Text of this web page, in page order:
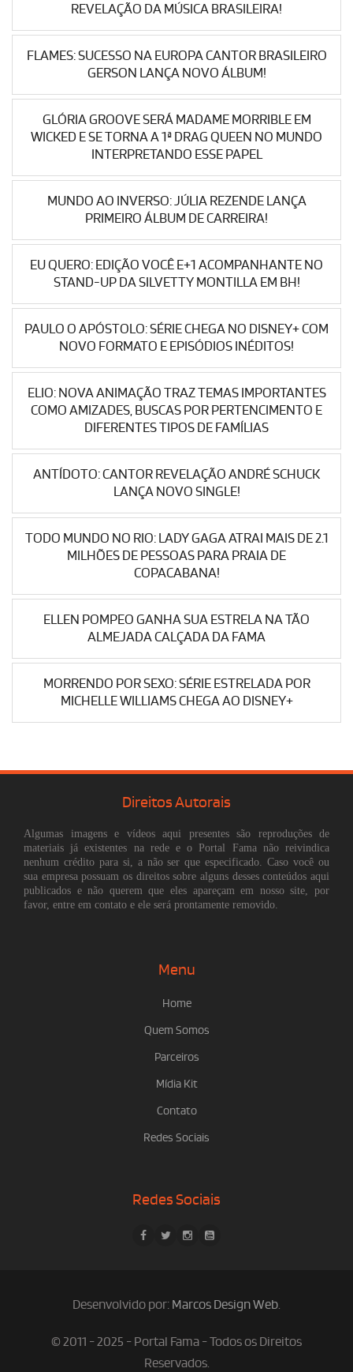
REVELAÇÃO DA MÚSICA BRASILEIRA!
FLAMES: SUCESSO NA EUROPA CANTOR BRASILEIRO
GERSON LANÇA NOVO ÁLBUM!
GLÓRIA GROOVE SERÁ MADAME MORRIBLE EM
WICKED E SE TORNA A 1ª DRAG QUEEN NO MUNDO
INTERPRETANDO ESSE PAPEL
MUNDO AO INVERSO: JÚLIA REZENDE LANÇA
PRIMEIRO ÁLBUM DE CARREIRA!
EU QUERO: EDIÇÃO VOCÊ E+1 ACOMPANHANTE NO
STAND-UP DA SILVETTY MONTILLA EM BH!
PAULO O APÓSTOLO: SÉRIE CHEGA NO DISNEY+ COM
NOVO FORMATO E EPISÓDIOS INÉDITOS!
ELIO: NOVA ANIMAÇÃO TRAZ TEMAS IMPORTANTES
COMO AMIZADES, BUSCAS POR PERTENCIMENTO E
DIFERENTES TIPOS DE FAMÍLIAS
ANTÍDOTO: CANTOR REVELAÇÃO ANDRÉ SCHUCK
LANÇA NOVO SINGLE!
TODO MUNDO NO RIO: LADY GAGA ATRAI MAIS DE 2.1
MILHÕES DE PESSOAS PARA PRAIA DE
COPACABANA!
ELLEN POMPEO GANHA SUA ESTRELA NA TÃO
ALMEJADA CALÇADA DA FAMA
MORRENDO POR SEXO: SÉRIE ESTRELADA POR
MICHELLE WILLIAMS CHEGA AO DISNEY+
Direitos Autorais
Algumas imagens e vídeos aqui presentes são reproduções de
materiais já existentes na rede e o Portal Fama não reivindica
nenhum crédito para si, a não ser que especificado. Caso você ou
sua empresa possuam os direitos sobre alguns desses conteúdos aqui
publicados e não querem que eles apareçam em nosso site, por
favor, entre em contato e ele será prontamente removido.
Menu
Home
Quem Somos
Parceiros
Mídia Kit
Contato
Redes Sociais
Redes Sociais
Desenvolvido por: Marcos Design Web.
© 2011 - 2025 - Portal Fama - Todos os Direitos
Reservados.